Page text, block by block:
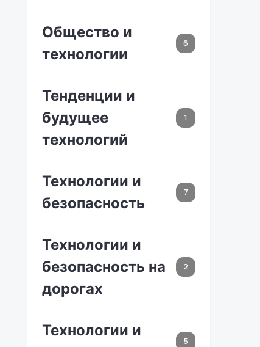
Общество и
технологии
6
Тенденции и
будущее
технологий
1
Технологии и
безопасность
7
Технологии и
безопасность на
дорогах
2
Технологии и
5